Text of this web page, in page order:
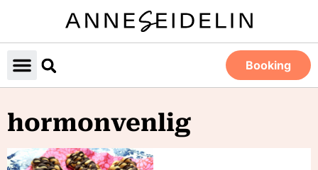
Booking
hormonvenlig